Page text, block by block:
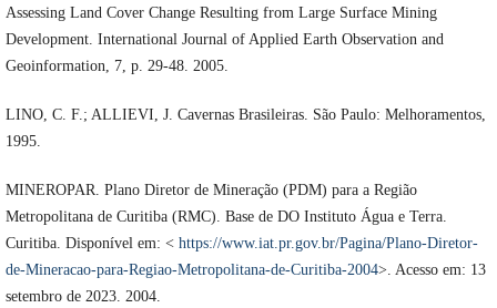
Assessing Land Cover Change Resulting from Large Surface Mining
Development. International Journal of Applied Earth Observation and
Geoinformation, 7, p. 29-48. 2005.
LINO, C. F.; ALLIEVI, J. Cavernas Brasileiras. São Paulo: Melhoramentos,
1995.
MINEROPAR. Plano Diretor de Mineração (PDM) para a Região
Metropolitana de Curitiba (RMC). Base de DO Instituto Água e Terra.
Curitiba. Disponível em: < https://www.iat.pr.gov.br/Pagina/Plano-Diretor-
de-Mineracao-para-Regiao-Metropolitana-de-Curitiba-2004>. Acesso em: 13
setembro de 2023. 2004.